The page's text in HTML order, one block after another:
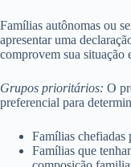
Famílias autônomas ou
apresentar uma
comprovem sua situação
Grupos prioritários: O
preferencial para
Famílias chefiadas
Famílias que